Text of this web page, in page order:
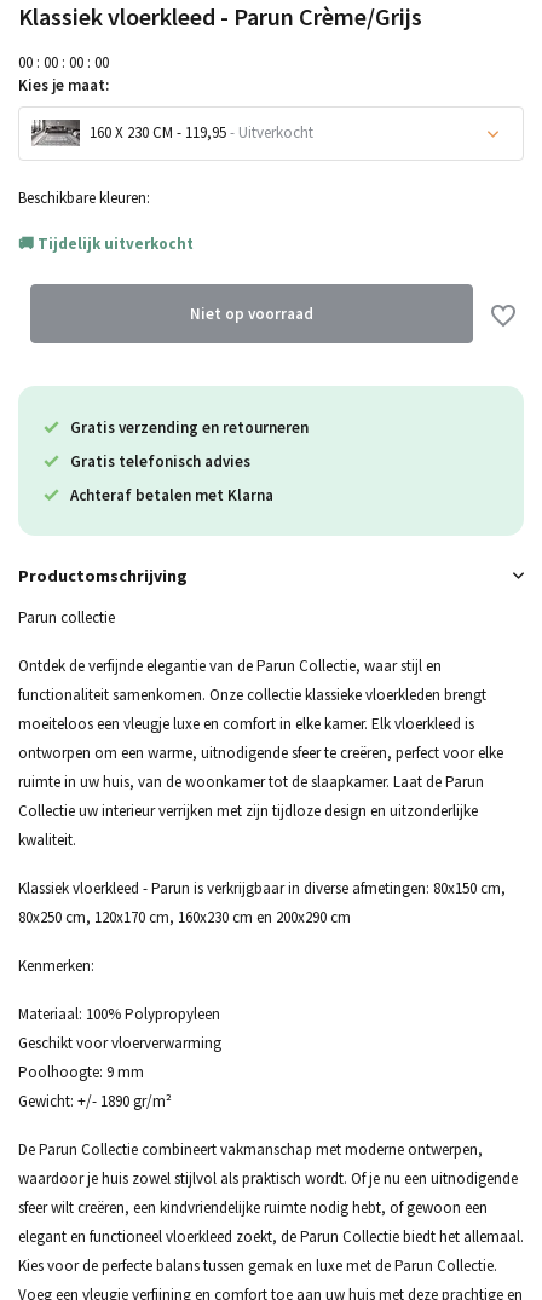
Klassiek vloerkleed - Parun Crème/Grijs
00 : 00 : 00 : 00
Kies je maat:
160 X 230 CM - 119,95- Uitverkocht
Uitverkocht
Beschikbare kleuren:
Tijdelijk uitverkocht
Niet op voorraad
Gratis verzending en retourneren
Gratis telefonisch advies
Achteraf betalen met Klarna
Productomschrijving
Parun collectie
Ontdek de verfijnde elegantie van de Parun Collectie, waar stijl en
functionaliteit samenkomen. Onze collectie klassieke vloerkleden brengt
moeiteloos een vleugje luxe en comfort in elke kamer. Elk vloerkleed is
ontworpen om een warme, uitnodigende sfeer te creëren, perfect voor elke
ruimte in uw huis, van de woonkamer tot de slaapkamer. Laat de Parun
Collectie uw interieur verrijken met zijn tijdloze design en uitzonderlijke
kwaliteit.
Klassiek vloerkleed - Parun is verkrijgbaar in diverse afmetingen: 80x150 cm,
80x250 cm, 120x170 cm, 160x230 cm en 200x290 cm
Kenmerken:
Materiaal: 100% Polypropyleen
Geschikt voor vloerverwarming
Poolhoogte: 9 mm
Gewicht: +/- 1890 gr/m²
De Parun Collectie combineert vakmanschap met moderne ontwerpen,
waardoor je huis zowel stijlvol als praktisch wordt. Of je nu een uitnodigende
sfeer wilt creëren, een kindvriendelijke ruimte nodig hebt, of gewoon een
elegant en functioneel vloerkleed zoekt, de Parun Collectie biedt het allemaal.
Kies voor de perfecte balans tussen gemak en luxe met de Parun Collectie.
Voeg een vleugje verfijning en comfort toe aan uw huis met deze prachtige en